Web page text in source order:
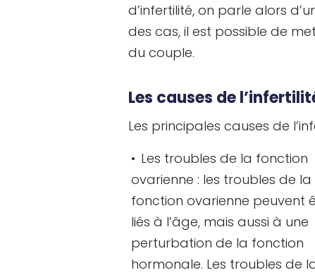
d’infertilité, on parle alors
des cas, il est possible de
du couple.
Les causes de
Les principales causes de
Les troubles de la fonction
ovarienne : les troubles de la
fonction ovarienne peuvent
liés à l’âge, mais aussi à une
perturbation de la fonction
hormonale. Les troubles de